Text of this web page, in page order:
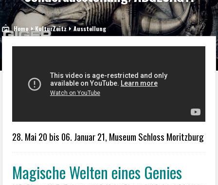
Home KulturZeitz Ausstellung
28. Mai 20 bis 06. Januar 21, Museum Schloss Moritzburg
Magische Welten eines Genies